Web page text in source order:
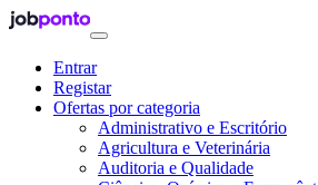
Entrar
Registar
Ofertas por categoria
Administrativo e Escritório
Agricultura e Veterinária
Auditoria e Qualidade